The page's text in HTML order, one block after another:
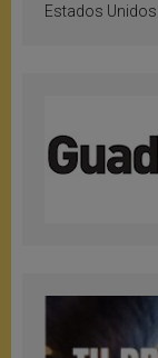
Estados Unidos